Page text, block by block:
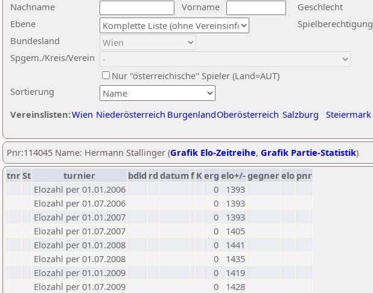
Nachname
Vorname
Ebene
Sortierung
Bundesland
Spgem./Kreis/Verein
Geschlecht
Nur "österreichische" Spieler (Land=AUT)
Spielberechtigung
Vereinslisten:Wien Niederösterreich BurgenlandOberösterreich Salzburg Steiermark
Pnr:114045 Name: Hermann Stallinger (Grafik Elo-Zeitreihe, Grafik Partie-Statistik)
tnrSt turnier bdld rd datumf Kerg elo+/-gegnerelo pnr
Elozahl per 01.01.2006
0
1393
Elozahl per 01.07.2006
0
1393
Elozahl per 01.01.2007
0
1393
Elozahl per 01.07.2007
0
1405
Elozahl per 01.01.2008
0
1441
Elozahl per 01.07.2008
0
1435
Elozahl per 01.01.2009
0
1419
Elozahl per 01.07.2009
0
1428